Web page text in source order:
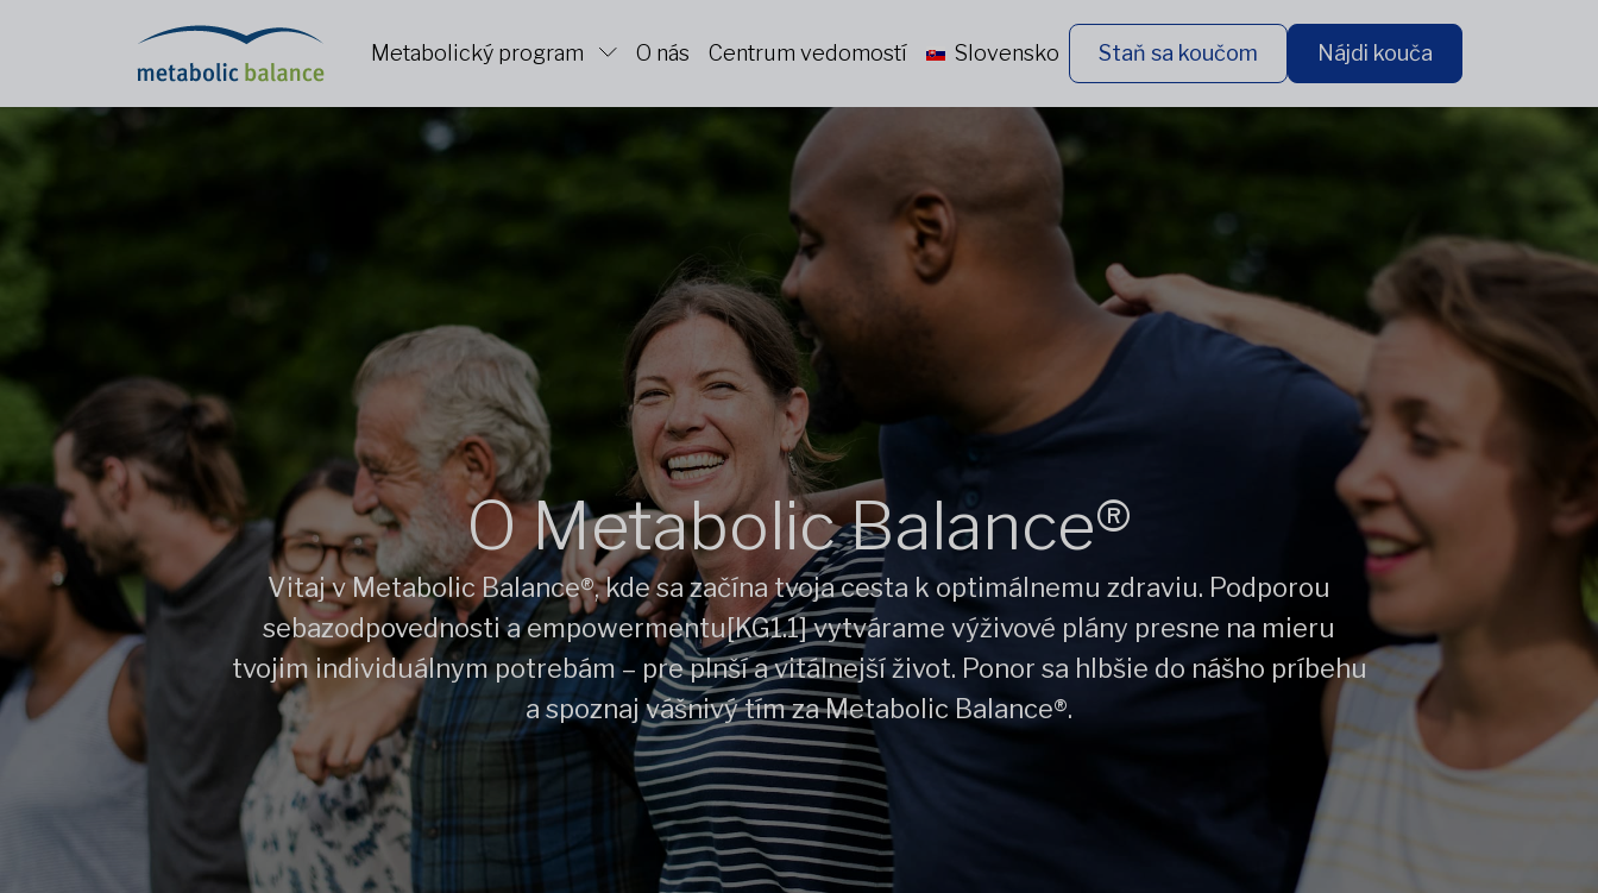
Metabolický program O nás Centrum vedomostí Slovensko Staň sa koučom Nájdi kouča
O Metabolic Balance®
Vitaj v Metabolic Balance®, kde sa začína tvoja cesta k optimálnemu zdraviu. Podporou
sebazodpovednosti a empowermentu[KG1.1] vytvárame výživové plány presne na mieru
tvojim individuálnym potrebám – pre plnší a vitálnejší život. Ponor sa hlbšie do nášho príbehu
a spoznaj vášnivý tím za Metabolic Balance®.